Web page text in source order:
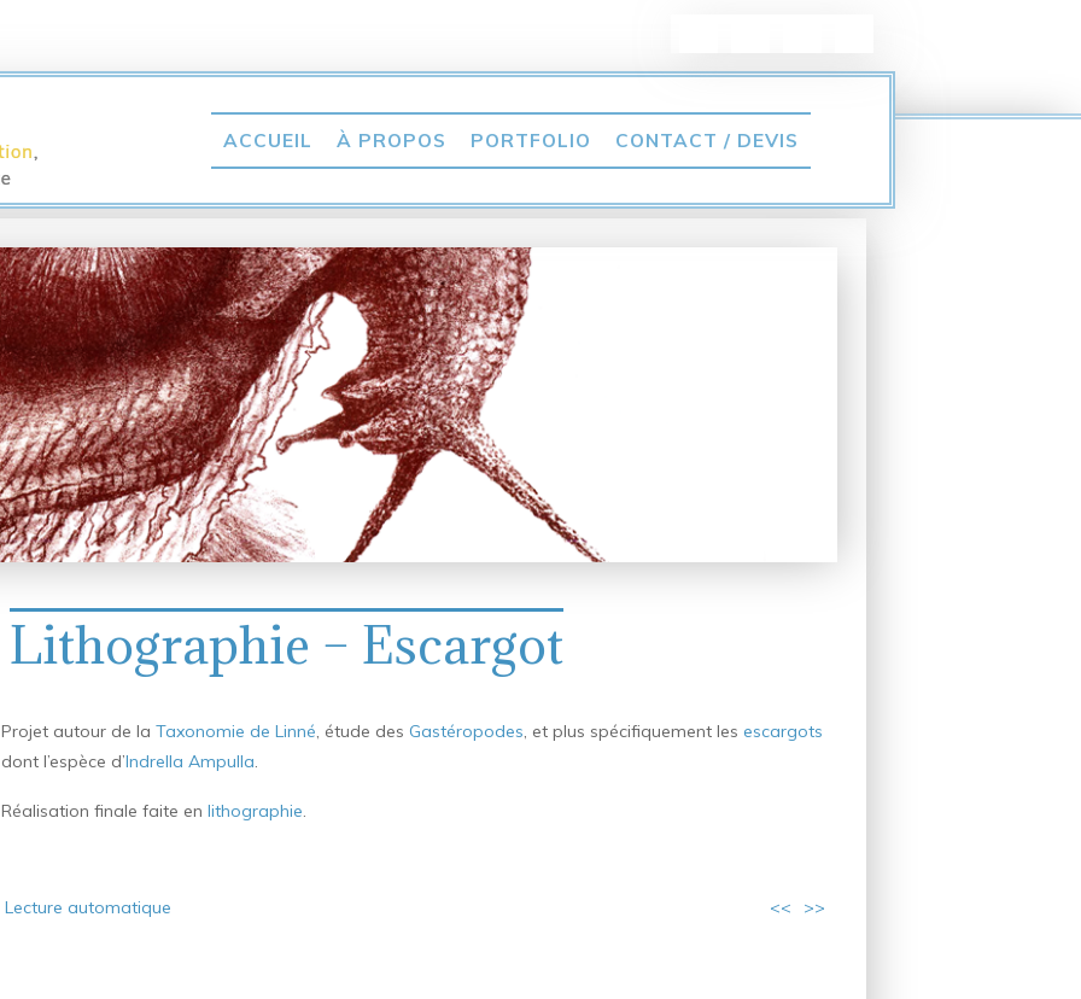
ACCUEIL À PROPOS PORTFOLIO CONTACT / DEVIS
Lithographie – Escargot
Projet autour de la Taxonomie de Linné, étude des Gastéropodes, et plus spécifiquement les escargots
dont l’espèce d’Indrella Ampulla.
Réalisation finale faite en lithographie.
Lecture automatique << >>